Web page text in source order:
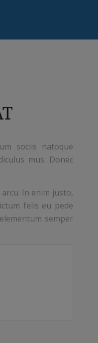
sociis natoque
mus. Donec
In enim justo,
felis eu pede
semper